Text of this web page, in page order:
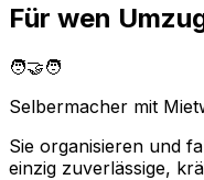
Für wen
🧑‍🤝‍🧑
Selbermacher mit
Sie organisieren und
einzig zuverlässige,